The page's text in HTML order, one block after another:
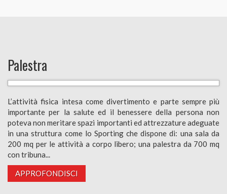
Palestra
L’attività fisica intesa come divertimento e parte sempre più
importante per la salute ed il benessere della persona non
poteva non meritare spazi importanti ed attrezzature adeguate
in una struttura come lo Sporting che dispone di: una sala da
200 mq per le attività a corpo libero; una palestra da 700 mq
con tribuna...
APPROFONDISCI